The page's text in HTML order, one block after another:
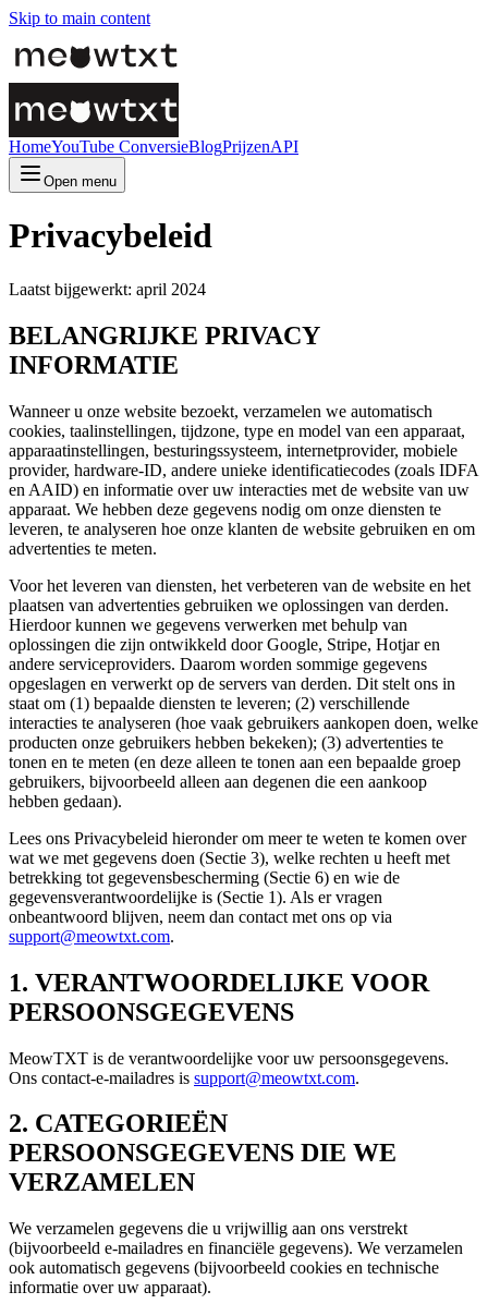
Skip to main content
HomeYouTube ConversieBlogPrijzenAPI
Open menu
Privacybeleid
Laatst bijgewerkt: april 2024
BELANGRIJKE PRIVACY
INFORMATIE
Wanneer u onze website bezoekt, verzamelen we automatisch
cookies, taalinstellingen, tijdzone, type en model van een apparaat,
apparaatinstellingen, besturingssysteem, internetprovider, mobiele
provider, hardware-ID, andere unieke identificatiecodes (zoals IDFA
en AAID) en informatie over uw interacties met de website van uw
apparaat. We hebben deze gegevens nodig om onze diensten te
leveren, te analyseren hoe onze klanten de website gebruiken en om
advertenties te meten.
Voor het leveren van diensten, het verbeteren van de website en het
plaatsen van advertenties gebruiken we oplossingen van derden.
Hierdoor kunnen we gegevens verwerken met behulp van
oplossingen die zijn ontwikkeld door Google, Stripe, Hotjar en
andere serviceproviders. Daarom worden sommige gegevens
opgeslagen en verwerkt op de servers van derden. Dit stelt ons in
staat om (1) bepaalde diensten te leveren; (2) verschillende
interacties te analyseren (hoe vaak gebruikers aankopen doen, welke
producten onze gebruikers hebben bekeken); (3) advertenties te
tonen en te meten (en deze alleen te tonen aan een bepaalde groep
gebruikers, bijvoorbeeld alleen aan degenen die een aankoop
hebben gedaan).
Lees ons Privacybeleid hieronder om meer te weten te komen over
wat we met gegevens doen (Sectie 3), welke rechten u heeft met
betrekking tot gegevensbescherming (Sectie 6) en wie de
gegevensverantwoordelijke is (Sectie 1). Als er vragen
onbeantwoord blijven, neem dan contact met ons op via
support@meowtxt.com.
1. VERANTWOORDELIJKE VOOR
PERSOONSGEGEVENS
MeowTXT is de verantwoordelijke voor uw persoonsgegevens.
Ons contact-e-mailadres is support@meowtxt.com.
2. CATEGORIEËN
PERSOONSGEGEVENS DIE WE
VERZAMELEN
We verzamelen gegevens die u vrijwillig aan ons verstrekt
(bijvoorbeeld e-mailadres en financiële gegevens). We verzamelen
ook automatisch gegevens (bijvoorbeeld cookies en technische
informatie over uw apparaat).